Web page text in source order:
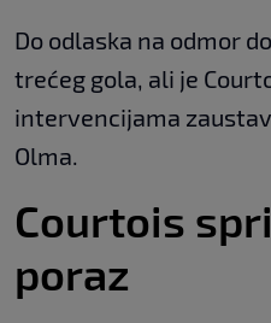
Do odlaska na odmor
trećeg gola, ali je
intervencijama
Olma.
Courtois
poraz